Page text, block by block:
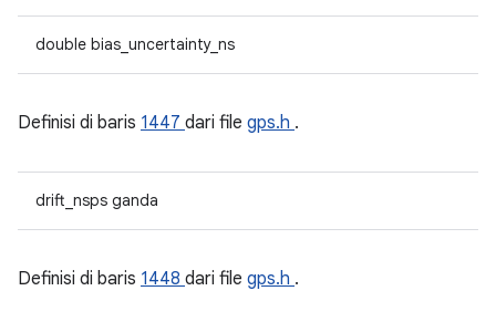
double bias_uncertainty_ns
Definisi di baris 1447 dari file gps.h .
drift_nsps ganda
Definisi di baris 1448 dari file gps.h .